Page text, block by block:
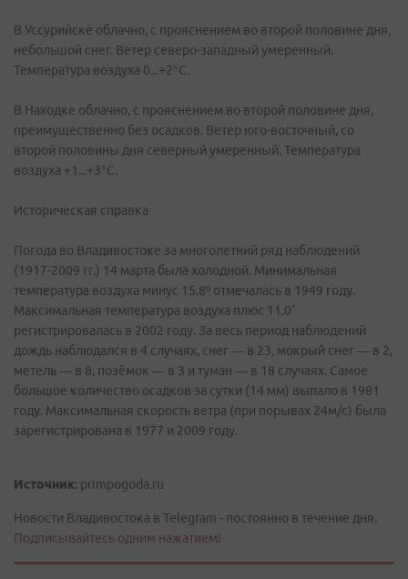
В Уссурийске облачно, с прояснением во второй половине дня,
небольшой снег. Ветер северо-западный умеренный.
Температура воздуха 0...+2°C.
В Находке облачно, с прояснением во второй половине дня,
преимущественно без осадков. Ветер юго-восточный, со
второй половины дня северный умеренный. Температура
воздуха +1...+3°C.
Историческая справка
Погода во Владивостоке за многолетний ряд наблюдений
(1917-2009 гг.) 14 марта была холодной. Минимальная
температура воздуха минус 15.8º отмечалась в 1949 году.
Максимальная температура воздуха плюс 11.0˚
регистрировалась в 2002 году. За весь период наблюдений
дождь наблюдался в 4 случаях, снег — в 23, мокрый снег — в 2,
метель — в 8, позёмок — в 3 и туман — в 18 случаях. Самое
большое количество осадков за сутки (14 мм) выпало в 1981
году. Максимальная скорость ветра (при порывах 24м/с) была
зарегистрирована в 1977 и 2009 году.
Источник: primpogoda.ru
Новости Владивостока в Telegram - постоянно в течение дня.
Подписывайтесь одним нажатием!